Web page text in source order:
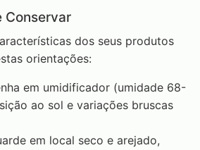
Conservar
dos seus produtos
orientações:
em umidificador (umidade 68-
ao sol e variações bruscas
em local seco e arejado,